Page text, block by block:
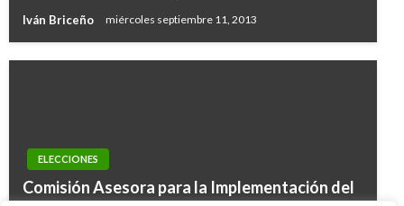
Iván Briceño miércoles septiembre 11, 2013
ELECCIONES
Comisión Asesora para la Implementación del
NOTICIA EXTRAORDINARIA